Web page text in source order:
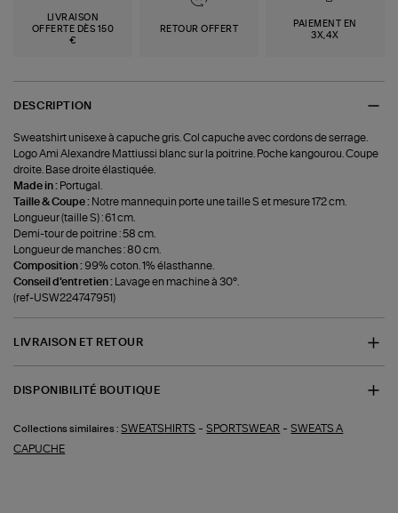
LIVRAISON
OFFERTE DÈS 150
€
RETOUR OFFERT
PAIEMENT EN
3X,4X
DESCRIPTION
Sweatshirt unisexe à capuche gris. Col capuche avec cordons de serrage.
Logo Ami Alexandre Mattiussi blanc sur la poitrine. Poche kangourou. Coupe
droite. Base droite élastiquée.
Made in : Portugal.
Taille & Coupe : Notre mannequin porte une taille S et mesure 172 cm.
Longueur (taille S) : 61 cm.
Demi-tour de poitrine : 58 cm.
Longueur de manches : 80 cm.
Composition : 99% coton. 1% élasthanne.
Conseil d'entretien : Lavage en machine à 30°.
(ref-USW224747951)
LIVRAISON ET RETOUR
DISPONIBILITÉ BOUTIQUE
Collections similaires : SWEATSHIRTS -SPORTSWEAR -SWEATS A
CAPUCHE